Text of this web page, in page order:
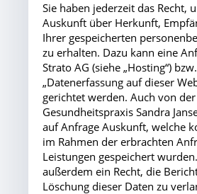
Sie haben jederzeit das Recht,
Auskunft über Herkunft,
Ihrer gespeicherten
zu erhalten. Dazu kann eine
Strato AG (siehe „Hosting“)
„Datenerfassung auf dieser
gerichtet werden. Auch von der
Gesundheitspraxis Sandra
auf Anfrage Auskunft, welche
im Rahmen der erbrachten
Leistungen gespeichert
außerdem ein Recht, die
Löschung dieser Daten zu